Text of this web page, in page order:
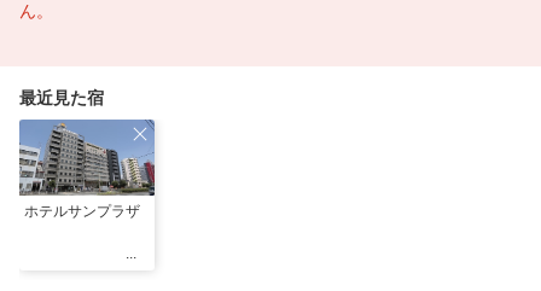
ん。
最近見た宿
ホテルサンプラザ